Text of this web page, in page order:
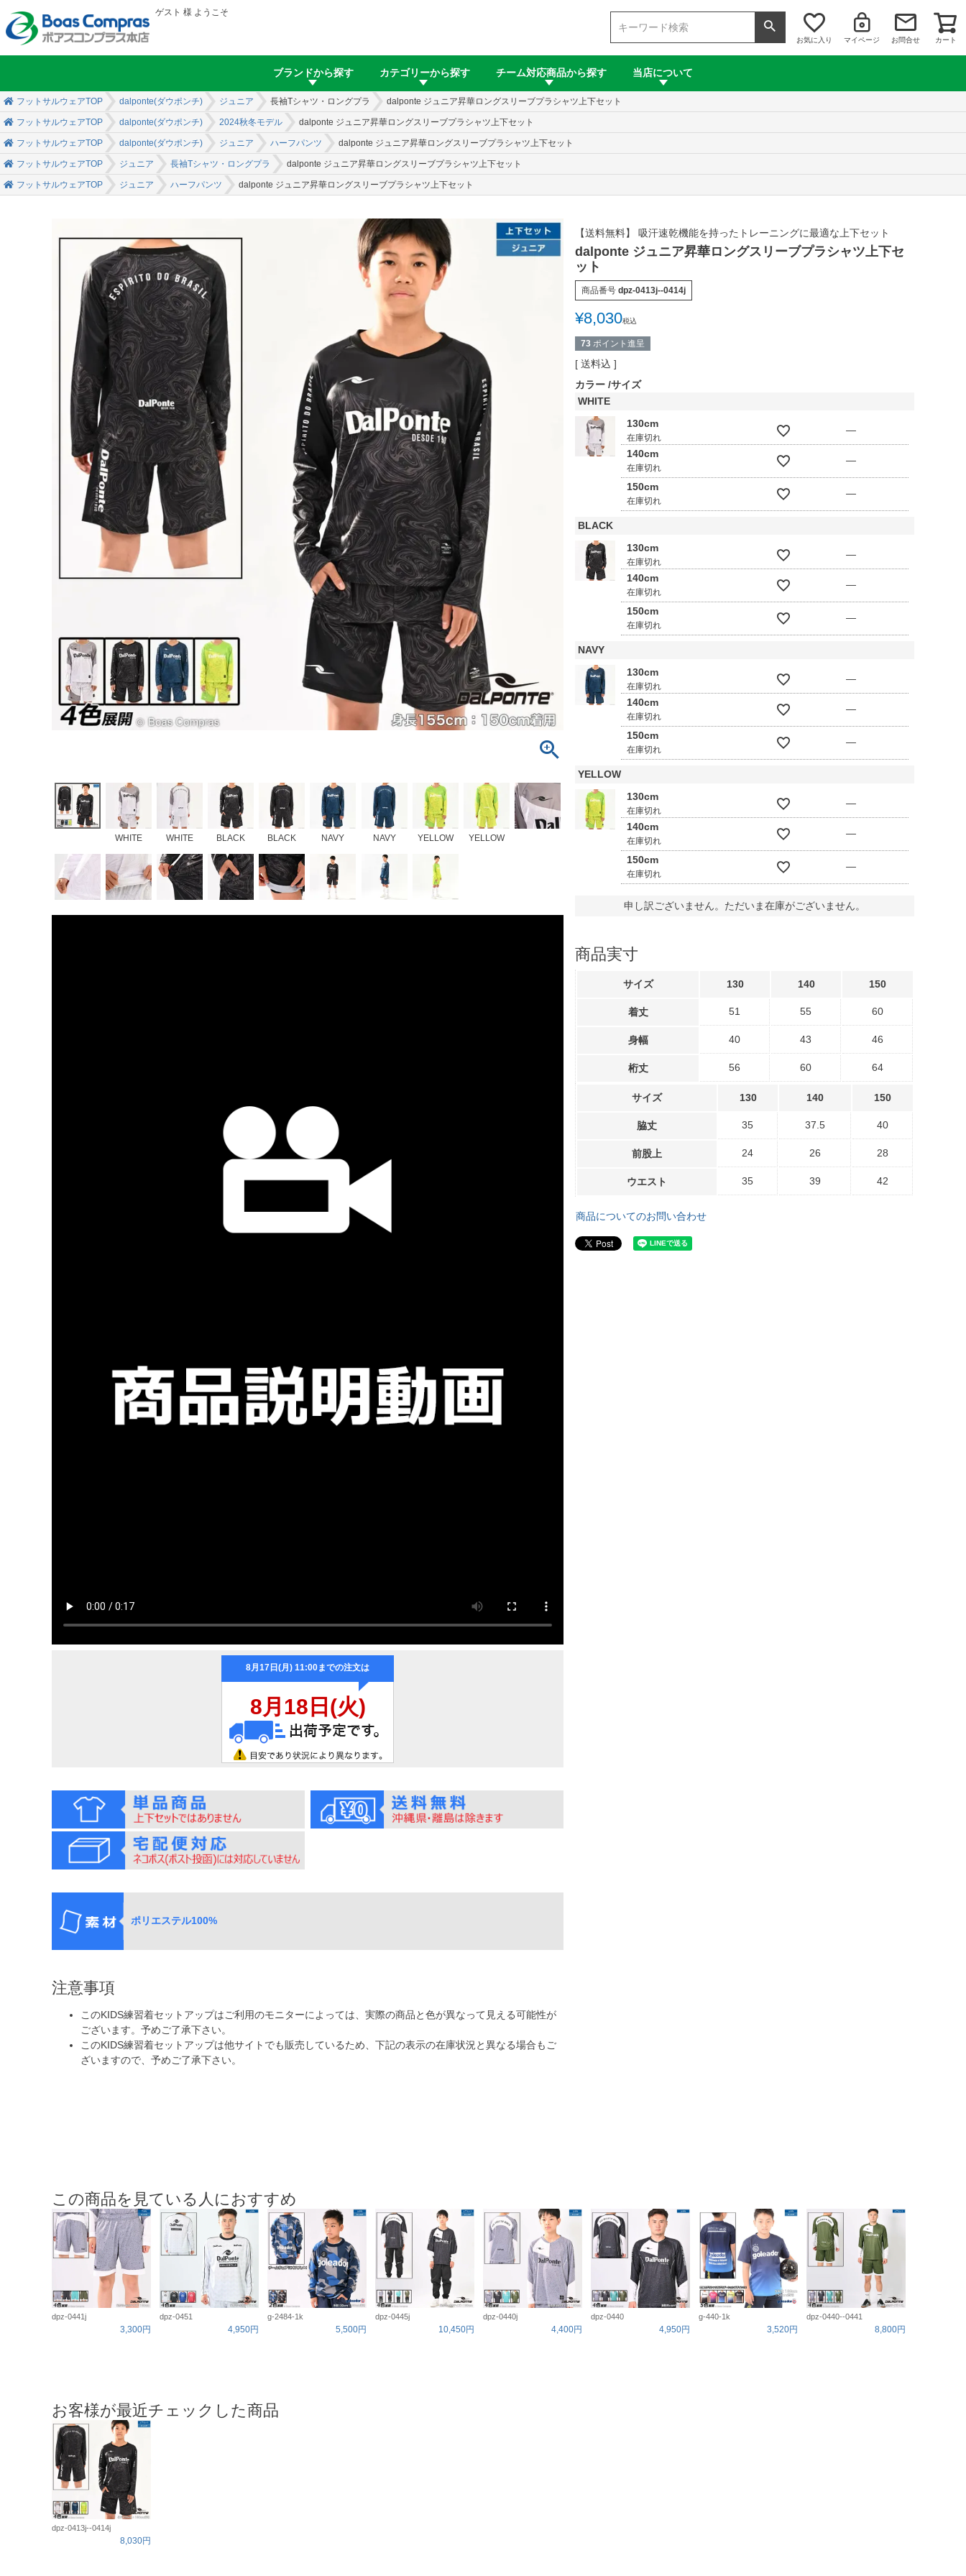
ゲスト 様 ようこそ
お気に入り マイページ お問合せ カート
ブランドから探す カテゴリーから探す チーム対応商品から探す 当店について
フットサルウェアTOP dalponte(ダウポンチ) ジュニア 長袖Tシャツ・ロングプラ dalponte ジュニア昇華ロングスリーブプラシャツ上下セット
フットサルウェアTOP dalponte(ダウポンチ) 2024秋冬モデル dalponte ジュニア昇華ロングスリーブプラシャツ上下セット
フットサルウェアTOP dalponte(ダウポンチ) ジュニア ハーフパンツ dalponte ジュニア昇華ロングスリーブプラシャツ上下セット
フットサルウェアTOP ジュニア 長袖Tシャツ・ロングプラ dalponte ジュニア昇華ロングスリーブプラシャツ上下セット
フットサルウェアTOP ジュニア ハーフパンツ dalponte ジュニア昇華ロングスリーブプラシャツ上下セット
WHITE WHITE BLACK BLACK NAVY NAVY YELLOW YELLOW
ポリエステル100%
注意事項
このKIDS練習着セットアップはご利用のモニターによっては、実際の商品と色が異なって見える可能性が
ございます。予めご了承下さい。
このKIDS練習着セットアップは他サイトでも販売しているため、下記の表示の在庫状況と異なる場合もご
ざいますので、予めご了承下さい。
【送料無料】 吸汗速乾機能を持ったトレーニングに最適な上下セット
dalponte ジュニア昇華ロングスリーブプラシャツ上下セ
ット
商品番号 dpz-0413j--0414j
¥8,030税込
73 ポイント進呈
送料込
カラー サイズ
WHITE
130cm
在庫切れ
—
140cm
在庫切れ
—
150cm
在庫切れ
—
BLACK
130cm
在庫切れ
—
140cm
在庫切れ
—
150cm
在庫切れ
—
NAVY
130cm
在庫切れ
—
140cm
在庫切れ
—
150cm
在庫切れ
—
YELLOW
130cm
在庫切れ
—
140cm
在庫切れ
—
150cm
在庫切れ
—
申し訳ございません。ただいま在庫がございません。
商品実寸
サイズ 130 140 150
着丈 51 55 60
身幅 40 43 46
桁丈 56 60 64
サイズ 130 140 150
脇丈 35 37.5 40
前股上 24 26 28
ウエスト 35 39 42
商品についてのお問い合わせ
この商品を見ている人におすすめ
dpz-0441j
3,300円
dpz-0451
4,950円
g-2484-1k
5,500円
dpz-0445j
10,450円
dpz-0440j
4,400円
dpz-0440
4,950円
g-440-1k
3,520円
dpz-0440--0441
8,800円
お客様が最近チェックした商品
dpz-0413j--0414j
8,030円